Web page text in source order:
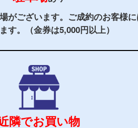
当店の特徴
全国2,000店舗以上